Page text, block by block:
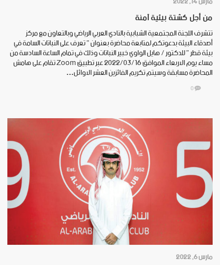
من أجل كشتة بيئية آمنة
تتشرف اللجنة المجتمعية الشبابية بالنادي العربي الرياضي وبالتعاون مع مركز
أصدقاء البيئة بدعوتكم لمتابعة محاضرة بعنوان ” تعرف على النباتات السامة في
بيئة قطر ” للدكتور / هايل الواوي خبير النباتات وذلك في تمام الساعة السادسة من
مساء يوم الاربعاء الموافق ٢٠٢٢/٠٣/١٦ عبر تطبيق Zoom تقام على هامش
المحاضرة مسابقة وسيتم تكريم الفائزين العشر الاوائل…
0
مارس 6, 2022